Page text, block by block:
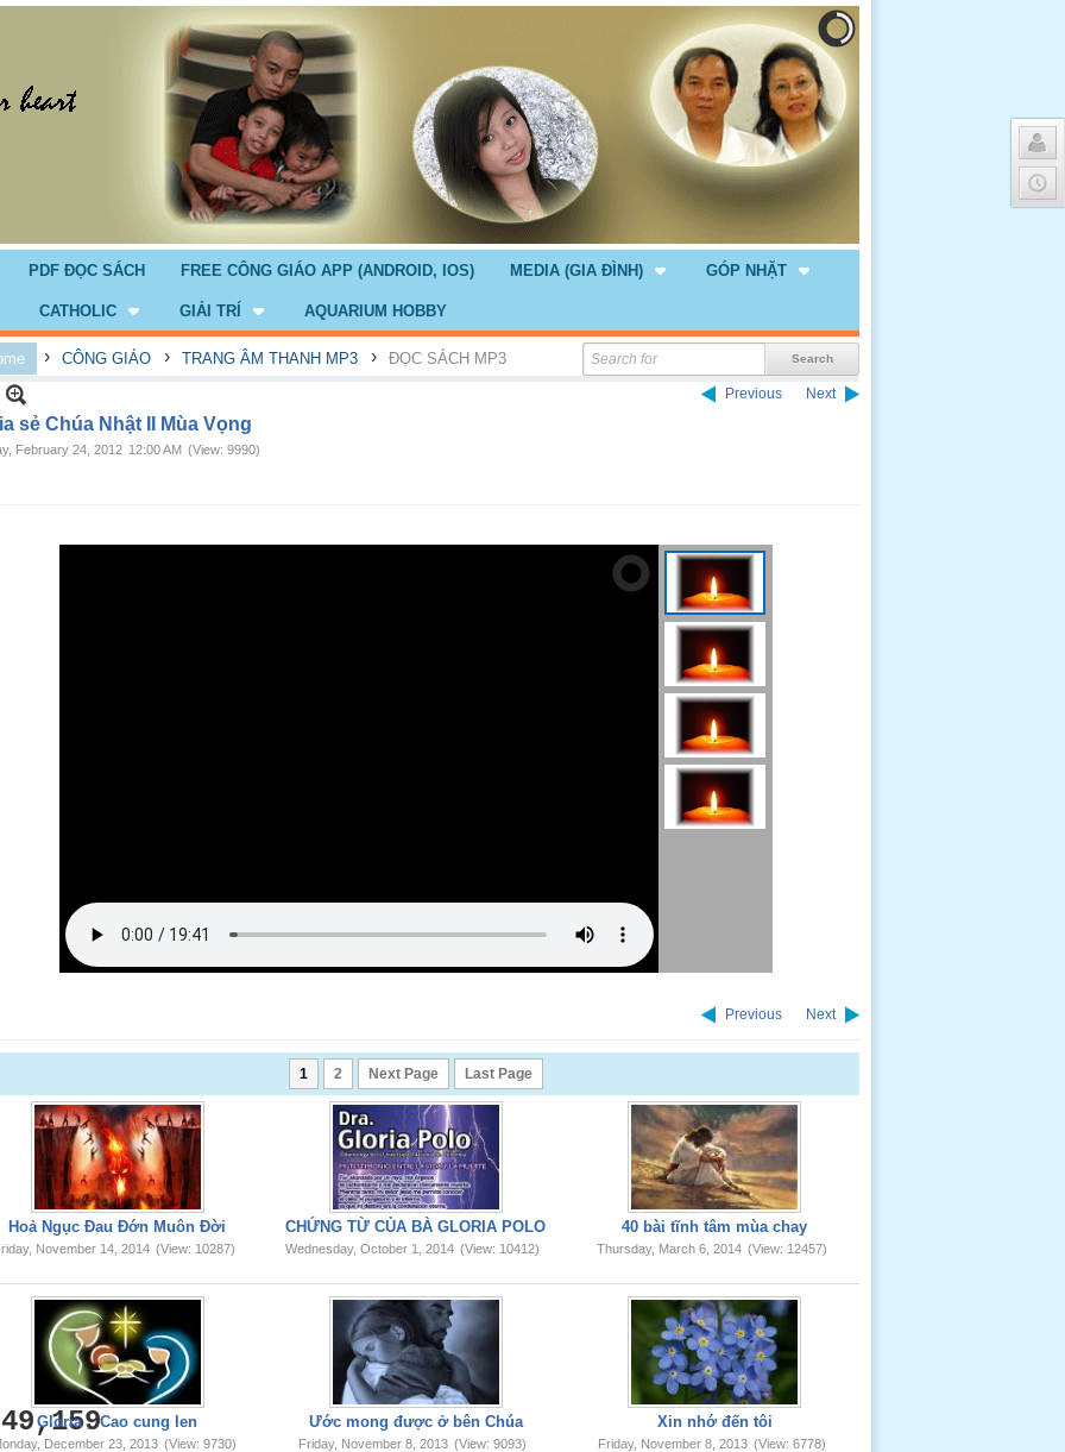
PDF ĐỌC SÁCH FREE CÔNG GIÁO APP (ANDROID, IOS) MEDIA (GIA ĐÌNH) GÓP NHẶT
CATHOLIC GIẢI TRÍ AQUARIUM HOBBY
› CÔNG GIÁO › TRANG ÂM THANH MP3 › ĐỌC SÁCH MP3
Previous Next
sẻ Chúa Nhật II Mùa Vọng
February 24, 2012 12:00 AM (View: 9990)
Previous Next
1 2 Next Page Last Page
Hoả Ngục Đau Đớn Muôn Đời
November 14, 2014 (View: 10287)
CHỨNG TỪ CỦA BÀ GLORIA POLO
Wednesday, October 1, 2014 (View: 10412)
40 bài tĩnh tâm mùa chay
Thursday, March 6, 2014 (View: 12457)
Gloria _ Cao cung len
December 23, 2013 (View: 9730)
Ước mong được ở bên Chúa
Friday, November 8, 2013 (View: 9093)
Xin nhớ đến tôi
Friday, November 8, 2013 (View: 6778)